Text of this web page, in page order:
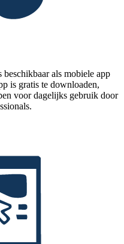
als mobiele app
is gratis te downloaden,
voor dagelijks gebruik door